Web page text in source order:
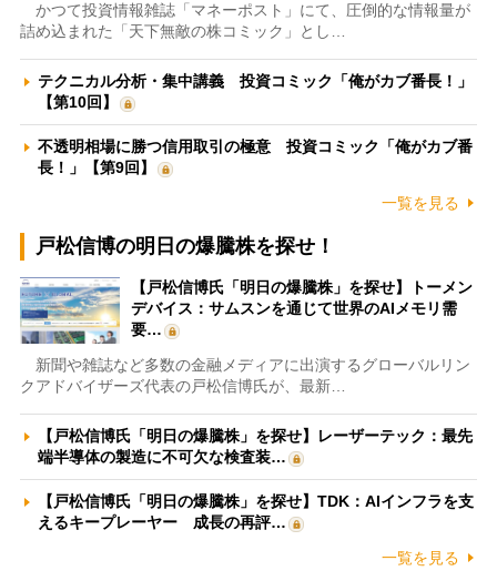
かつて投資情報雑誌「マネーポスト」にて、圧倒的な情報量が
詰め込まれた「天下無敵の株コミック」とし…
テクニカル分析・集中講義 投資コミック「俺がカブ番長！」
【第10回】
不透明相場に勝つ信用取引の極意 投資コミック「俺がカブ番
長！」【第9回】
一覧を見る
戸松信博の明日の爆騰株を探せ！
【戸松信博氏「明日の爆騰株」を探せ】トーメン
デバイス：サムスンを通じて世界のAIメモリ需
要…
新聞や雑誌など多数の金融メディアに出演するグローバルリン
クアドバイザーズ代表の戸松信博氏が、最新…
【戸松信博氏「明日の爆騰株」を探せ】レーザーテック：最先
端半導体の製造に不可欠な検査装…
【戸松信博氏「明日の爆騰株」を探せ】TDK：AIインフラを支
えるキープレーヤー 成長の再評…
一覧を見る